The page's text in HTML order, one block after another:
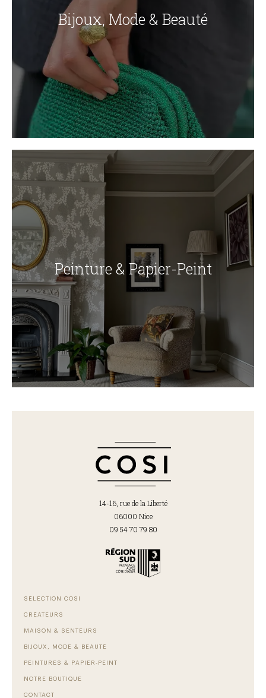
Bijoux, Mode & Beauté
Peinture & Papier-Peint
14-16, rue de la Liberté
06000 Nice
09 54 70 79 80
SÉLECTION COSI
CRÉATEURS
MAISON & SENTEURS
BIJOUX, MODE & BEAUTÉ
PEINTURES & PAPIER-PEINT
NOTRE BOUTIQUE
CONTACT